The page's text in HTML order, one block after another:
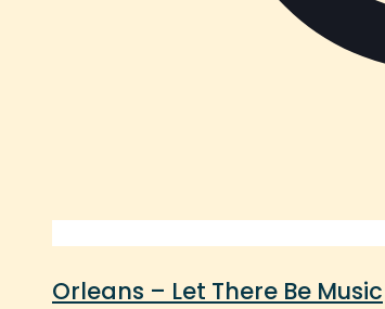
Orleans – Let There Be Music